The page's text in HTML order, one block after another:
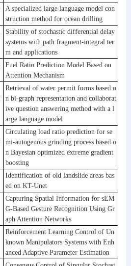
A specialized large language model con
struction method for ocean drilling
Stability of stochastic differential delay
systems with path fragment-integral ter
m and applications
Fuel Ratio Prediction Model Based on
Attention Mechanism
Retrieval of water permit forms based o
n bi-graph representation and collaborat
ive question answering method with a l
arge language model
Circulating load ratio prediction for se
mi-autogenous grinding process based o
n Bayesian optimized extreme gradient
boosting
Identification of old landslide areas bas
ed on KT-Unet
Capturing Spatial Information for sEM
G-Based Gesture Recognition Using Gr
aph Attention Networks
Reinforcement Learning Control of Un
known Manipulators Systems with Enh
anced Adaptive Parameter Estimation